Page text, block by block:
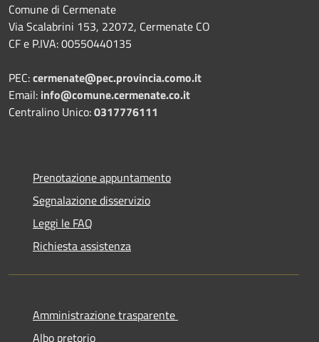
Comune di Cermenate
Via Scalabrini 153, 22072, Cermenate CO
CF e P.IVA: 00550440135
PEC:cermenate@pec.provincia.como.it
Email: info@comune.cermenate.co.it
Centralino Unico:0317776111
Prenotazione appuntamento
Segnalazione disservizio
Leggi le FAQ
Richiesta assistenza
Amministrazione trasparente
Albo pretorio